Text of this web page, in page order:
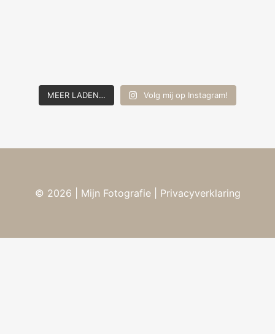
MEER LADEN… Volg mij op Instagram!
© 2026 | Mijn Fotografie| Privacyverklaring